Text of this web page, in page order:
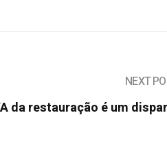
NEXT
da restauração é um